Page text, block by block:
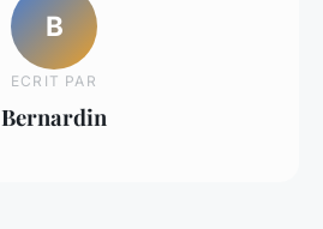
B
ECRIT PAR
Bernardin